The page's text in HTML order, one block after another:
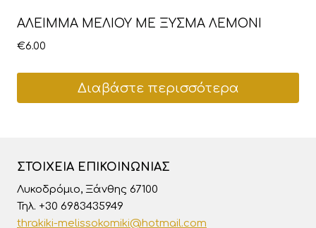
ΑΛΕΙΜΜΑ ΜΕΛΙΟΥ ΜΕ ΞΥΣΜΑ ΛΕΜΟΝΙ
€6.00
Διαβάστε περισσότερα
ΣΤΟΙΧΕΊΑ ΕΠΙΚΟΙΝΩΝΊΑΣ
Λυκοδρόμιο, Ξάνθης 67100
Τηλ. +30 6983435949
thrakiki-melissokomiki@hotmail.com